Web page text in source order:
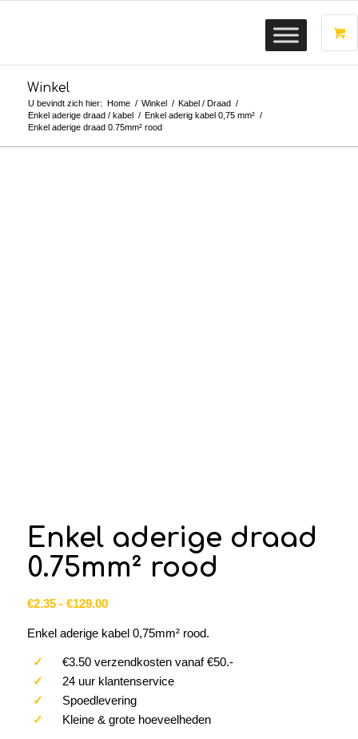
Winkel
U bevindt zich hier: Home / Winkel / Kabel / Draad /
Enkel aderige draad / kabel / Enkel aderig kabel 0,75 mm² /
Enkel aderige draad 0.75mm² rood
Enkel aderige draad
0.75mm² rood
€2.35 - €129.00Prijsklasse:
tot
€129.00
Enkel aderige kabel 0,75mm² rood.
✓ €3.50 verzendkosten vanaf €50.-
✓ 24 uur klantenservice
✓ Spoedlevering
✓ Kleine & grote hoeveelheden